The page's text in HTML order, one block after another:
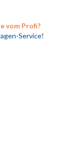
vom Profi?
Service!